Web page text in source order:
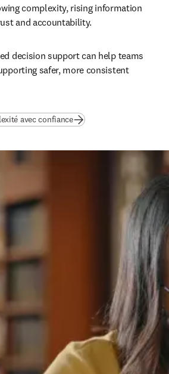
complexity, rising information
and accountability.
decision support can help teams
safer, more consistent
avec confiance(S’ouvre dans une